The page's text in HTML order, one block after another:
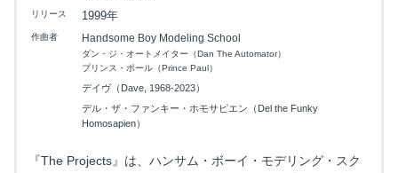
リリース 1999年
作曲者 Handsome Boy Modeling School
ダン・ジ・オートメイター（Dan The Automator）
プリンス・ポール（Prince Paul）
デイヴ（Dave, 1968-2023）
デル・ザ・ファンキー・ホモサピエン（Del the Funky
Homosapien）
『The Projects』は、ハンサム・ボーイ・モデリング・スク